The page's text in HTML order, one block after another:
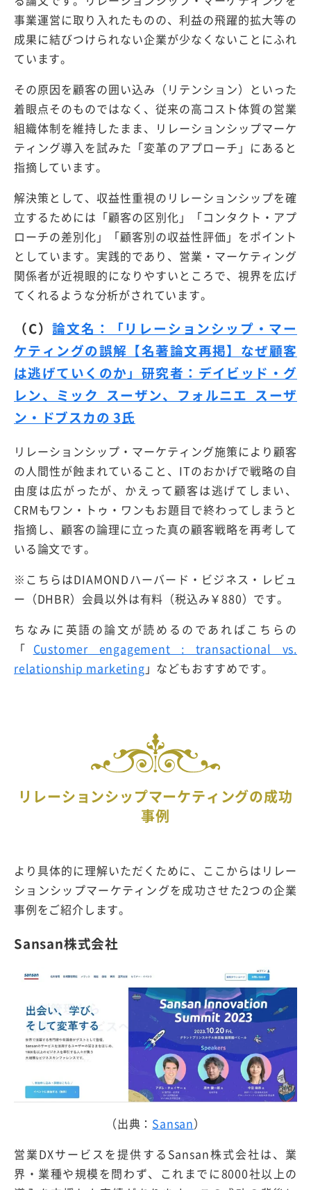
事業運営に取り入れたものの、利益の飛躍的拡大等の
成果に結びつけられない企業が少なくないことにふれ
ています。
その原因を顧客の囲い込み（リテンション）といった
着眼点そのものではなく、従来の高コスト体質の営業
組織体制を維持したまま、リレーションシップマーケ
ティング導入を試みた「変革のアプローチ」にあると
指摘しています。
解決策として、収益性重視のリレーションシップを確
立するためには「顧客の区別化」「コンタクト・アプ
ローチの差別化」「顧客別の収益性評価」をポイント
としています。実践的であり、営業・マーケティング
関係者が近視眼的になりやすいところで、視界を広げ
てくれるような分析がされています。
（C）論文名：「リレーションシップ・マー
ケティングの誤解【名著論文再掲】なぜ顧客
は逃げていくのか」研究者：デイビッド・グ
レン、ミック スーザン、フォルニエ スーザ
ン・ドブスカの 3氏
リレーションシップ・マーケティング施策により顧客
の人間性が蝕まれていること、ITのおかげで戦略の自
由度は広がったが、かえって顧客は逃げてしまい、
CRMもワン・トゥ・ワンもお題目で終わってしまうと
指摘し、顧客の論理に立った真の顧客戦略を再考して
いる論文です。
※こちらはDIAMONDハーバード・ビジネス・レビュ
ー（DHBR）会員以外は有料（税込み￥880）です。
ちなみに英語の論文が読めるのであればこちらの
「 Customer engagement : transactional vs.
relationship marketing 」などもおすすめです。
リレーションシップマーケティングの成功
事例
より具体的に理解いただくために、ここからはリレー
ションシップマーケティングを成功させた2つの企業
事例をご紹介します。
Sansan株式会社
（出典： Sansan）
営業DXサービスを提供するSansan株式会社は、業
界・業種や規模を問わず、これまでに8000社以上の